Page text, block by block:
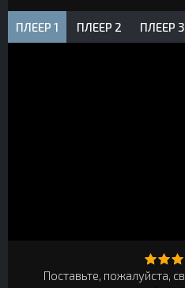
ПЛЕЕР 1 ПЛЕЕР 2 ПЛЕЕР 3
Поставьте, пожалуйста,